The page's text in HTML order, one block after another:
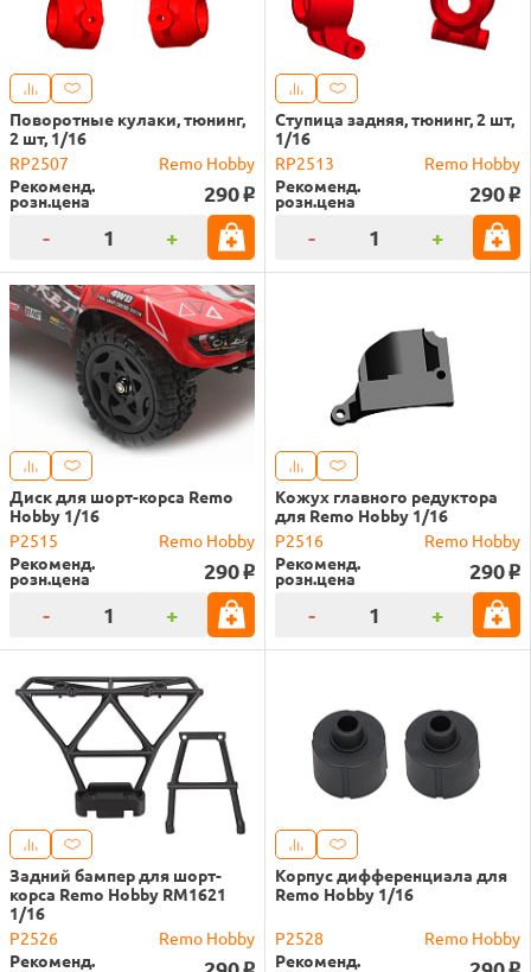
Поворотные кулаки, тюнинг,
2 шт, 1/16
RP2507
Remo Hobby
Рекоменд.
розн.цена 290 o
- +
Ступица задняя, тюнинг, 2 шт,
1/16
RP2513
Remo Hobby
Рекоменд.
розн.цена 290 o
- +
Диск для шорт-корса Remo
Hobby 1/16
P2515
Remo Hobby
Рекоменд.
розн.цена 290 o
- +
Кожух главного редуктора
для Remo Hobby 1/16
P2516
Remo Hobby
Рекоменд.
розн.цена 290 o
- +
Задний бампер для шорт-
корса Remo Hobby RM1621
1/16
P2526
Remo Hobby
Рекоменд.
o
Корпус дифференциала для
Remo Hobby 1/16
P2528
Remo Hobby
Рекоменд.
o